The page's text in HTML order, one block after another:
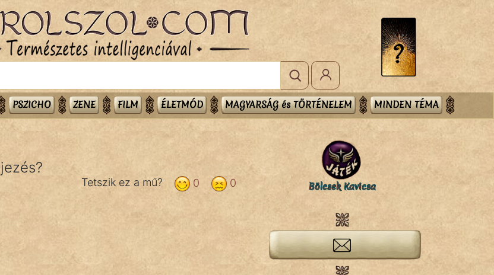
PSZICHO ZENE FILM ÉLETMÓD MAGYARSÁG és TÖRTÉNELEM MINDEN TÉMA
0
0
Tetszik ez a mű? Bölcsek Kavicsa